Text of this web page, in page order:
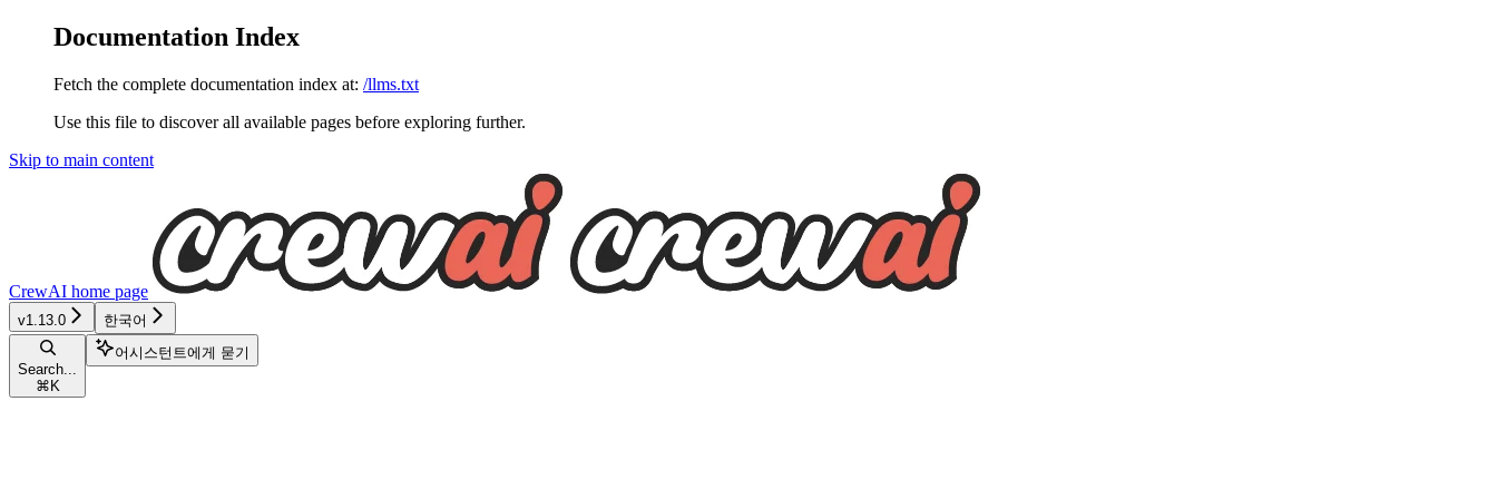
Documentation Index
Fetch the complete documentation index at: /llms.txt
Use this file to discover all available pages before exploring further.
Skip to main content
CrewAI home page
v1.13.0 한국어
Search...
⌘ K
어시스턴트에게 묻기